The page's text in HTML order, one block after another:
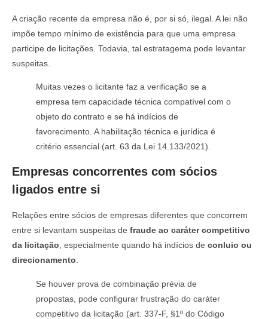
A criação recente da empresa não é, por si só, ilegal. A lei não
impõe tempo mínimo de existência para que uma empresa
participe de licitações. Todavia, tal estratagema pode levantar
suspeitas.
Muitas vezes o licitante faz a verificação se a
empresa tem capacidade técnica compatível com o
objeto do contrato e se há indícios de
favorecimento. A habilitação técnica e jurídica é
critério essencial (art. 63 da Lei 14.133/2021).
Empresas concorrentes com sócios
ligados entre si
Relações entre sócios de empresas diferentes que concorrem
entre si levantam suspeitas de fraude ao caráter competitivo
da licitação, especialmente quando há indícios de conluio ou
direcionamento.
Se houver prova de combinação prévia de
propostas, pode configurar frustração do caráter
competitivo da licitação (art. 337-F, §1º do Código